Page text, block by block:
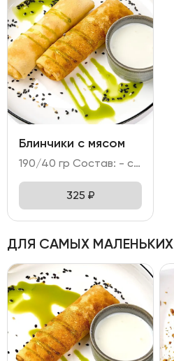
Блинчики с мясом
190/40 гр Состав: - свинина, говядина, лук репчатый; - мука, яйцо куриное, молоко, сахар; кунжут; - сметана.
325 ₽
ДЛЯ САМЫХ МАЛЕНЬКИХ